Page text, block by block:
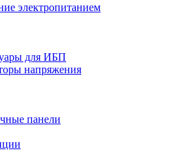
электропитанием
для ИБП
напряжения
панели